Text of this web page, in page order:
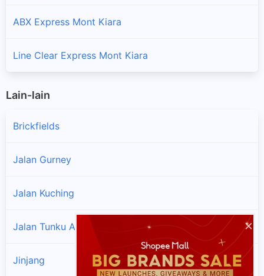
ABX Express Mont Kiara
Line Clear Express Mont Kiara
Lain-lain
Brickfields
Jalan Gurney
Jalan Kuching
Jalan Tunku Abdul Rahman
Jinjang
×